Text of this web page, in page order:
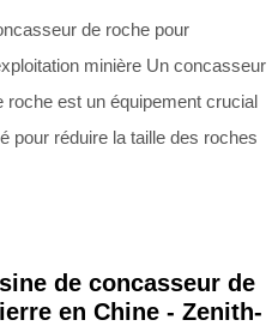
de roche pour
minière Un concasseur
roche est un équipement crucial
pour réduire la taille des roches
de concasseur de
en Chine - Zenith-